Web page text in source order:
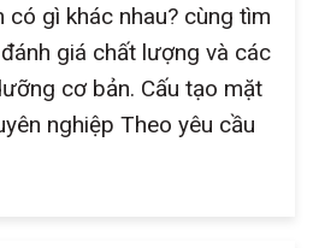
có gì khác nhau? cùng tìm
giá chất lượng và các
cơ bản. Cấu tạo mặt
nghiệp Theo yêu cầu